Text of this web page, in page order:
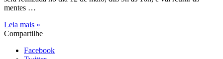
mentes …
Leia mais »
Compartilhe
Facebook